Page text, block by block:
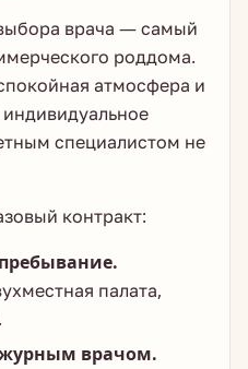
врача — самый
роддома.
атмосфера и
специалистом не
контракт:
палата,
врачом.